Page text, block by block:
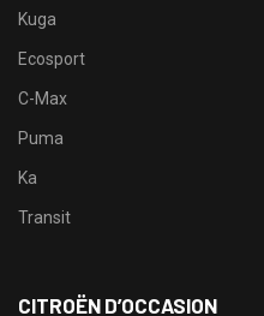
Kuga
Ecosport
C-Max
Puma
Ka
Transit
CITROËN D’OCCASION